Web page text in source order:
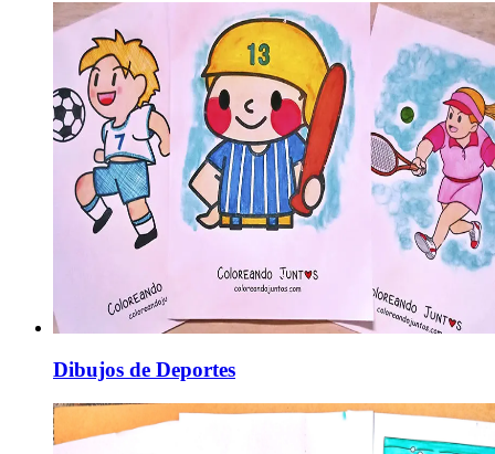
Dibujos de Deportes